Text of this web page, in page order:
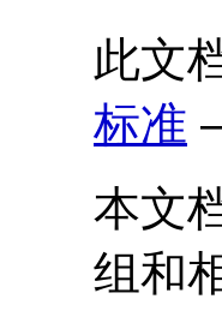
此文
标准
本文
组和